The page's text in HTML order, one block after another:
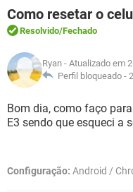
INSTAGRAM
GUIA DE COMPRAS
OUTLOOK
INSTAGRAM
GUIA DE COMPRAS
JOGOS
CELULAR
OUTLOOK
INSTAGRAM
GUIA DE COMPRAS
FÓRUM
JOGOS
CELULAR
INSTAGRAM
GLOSSÁRIO
JOGOS
CELULAR
Como resetar o
Resolvido/Fechado
Ryan - Atualizado em
Perfil bloqueado -
Bom dia, como faço
E3 sendo que esqueci a
Configuração: Android /